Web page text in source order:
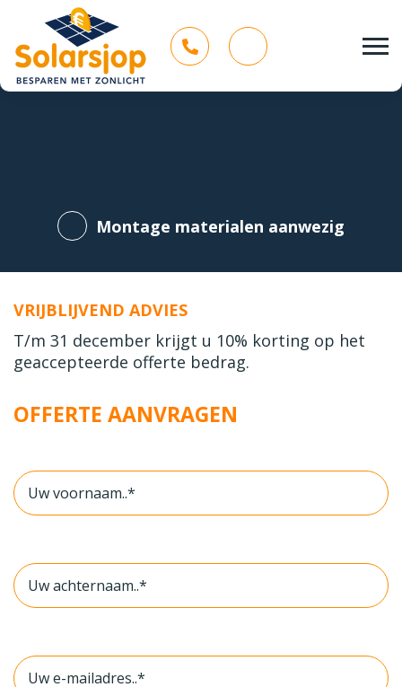
Montage materialen aanwezig
VRIJBLIJVEND ADVIES
T/m 31 december krijgt u 10% korting op het
geaccepteerde offerte bedrag.
OFFERTE AANVRAGEN
Voornaam *
Achternaam *
E-
Mail *